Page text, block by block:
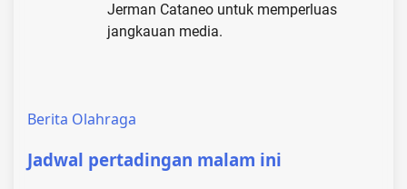
Jerman Cataneo untuk memperluas
jangkauan media.
Berita Olahraga
Jadwal pertadingan malam ini